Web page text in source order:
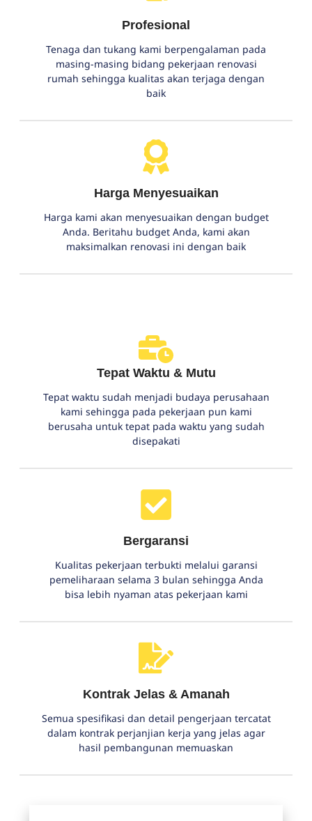
Profesional
Tenaga dan tukang kami berpengalaman pada
masing-masing bidang pekerjaan renovasi
rumah sehingga kualitas akan terjaga dengan
baik
Harga Menyesuaikan
Harga kami akan menyesuaikan dengan budget
Anda. Beritahu budget Anda, kami akan
maksimalkan renovasi ini dengan baik
Tepat Waktu & Mutu
Tepat waktu sudah menjadi budaya perusahaan
kami sehingga pada pekerjaan pun kami
berusaha untuk tepat pada waktu yang sudah
disepakati
Bergaransi
Kualitas pekerjaan terbukti melalui garansi
pemeliharaan selama 3 bulan sehingga Anda
bisa lebih nyaman atas pekerjaan kami
Kontrak Jelas & Amanah
Semua spesifikasi dan detail pengerjaan tercatat
dalam kontrak perjanjian kerja yang jelas agar
hasil pembangunan memuaskan